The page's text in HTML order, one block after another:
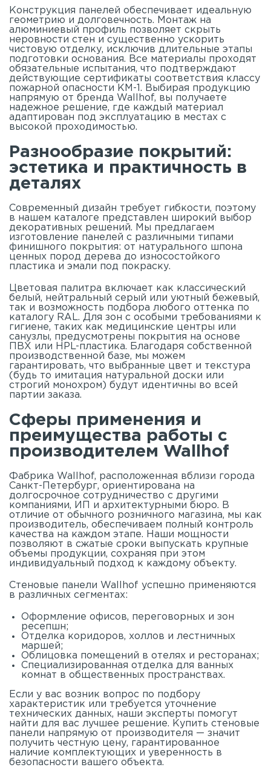
Конструкция панелей обеспечивает идеальную
геометрию и долговечность. Монтаж на
алюминиевый профиль позволяет скрыть
неровности стен и существенно ускорить
чистовую отделку, исключив длительные этапы
подготовки основания. Все материалы проходят
обязательные испытания, что подтверждают
действующие сертификаты соответствия классу
пожарной опасности КМ-1. Выбирая продукцию
напрямую от бренда Wallhof, вы получаете
надежное решение, где каждый материал
адаптирован под эксплуатацию в местах с
высокой проходимостью.
Разнообразие покрытий:
эстетика и практичность в
деталях
Современный дизайн требует гибкости, поэтому
в нашем каталоге представлен широкий выбор
декоративных решений. Мы предлагаем
изготовление панелей с различными типами
финишного покрытия: от натурального шпона
ценных пород дерева до износостойкого
пластика и эмали под покраску.
Цветовая палитра включает как классический
белый, нейтральный серый или уютный бежевый,
так и возможность подбора любого оттенка по
каталогу RAL. Для зон с особыми требованиями к
гигиене, таких как медицинские центры или
санузлы, предусмотрены покрытия на основе
ПВХ или HPL-пластика. Благодаря собственной
производственной базе, мы можем
гарантировать, что выбранные цвет и текстура
(будь то имитация натуральной доски или
строгий монохром) будут идентичны во всей
партии заказа.
Сферы применения и
преимущества работы с
производителем Wallhof
Фабрика Wallhof, расположенная вблизи города
Санкт-Петербург, ориентирована на
долгосрочное сотрудничество с другими
компаниями, ИП и архитектурными бюро. В
отличие от обычного розничного магазина, мы как
производитель, обеспечиваем полный контроль
качества на каждом этапе. Наши мощности
позволяют в сжатые сроки выпускать крупные
объемы продукции, сохраняя при этом
индивидуальный подход к каждому объекту.
Стеновые панели Wallhof успешно применяются
в различных сегментах:
Оформление офисов, переговорных и зон
ресепшн;
Отделка коридоров, холлов и лестничных
маршей;
Облицовка помещений в отелях и ресторанах;
Специализированная отделка для ванных
комнат в общественных пространствах.
Если у вас возник вопрос по подбору
характеристик или требуется уточнение
технических данных, наши эксперты помогут
найти для вас лучшее решение. Купить стеновые
панели напрямую от производителя — значит
получить честную цену, гарантированное
наличие комплектующих и уверенность в
безопасности вашего объекта.